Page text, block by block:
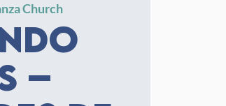
Church
–